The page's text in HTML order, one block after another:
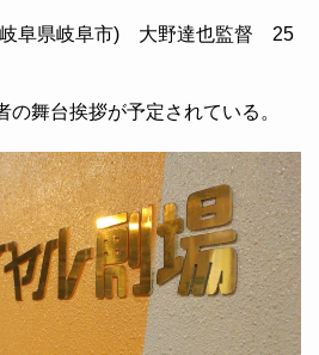
(岐阜県岐阜市) 大野達也監督 25
の舞台挨拶が予定されている。